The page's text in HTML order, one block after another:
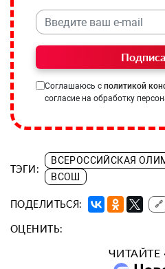
Соглашаюсь с политикой
согласие на обработку
ТЭГИ:
ВСЕРОССИЙСКАЯ
ВСОШ
ПОДЕЛИТЬСЯ: 🔗
ОЦЕНИТЬ:
ЧИТАЙТЕ